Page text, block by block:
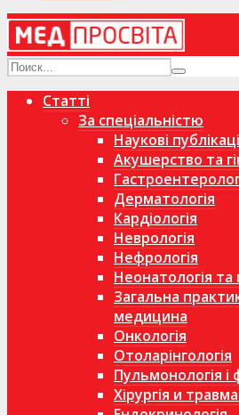
Статті
За спеціальністю
Наукові
Акушерство та
Дерматологія
Кардіологія
Неврологія
Нефрологія
Неонатологія та
Загальна
медицина
Онкологія
Отоларінгологія
Пульмонологія і
Хірургія и